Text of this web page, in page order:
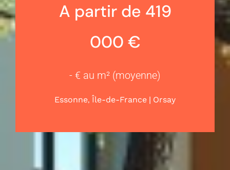
A partir de 419
000 €
- € au m² (moyenne)
Essonne, Île-de-France | Orsay